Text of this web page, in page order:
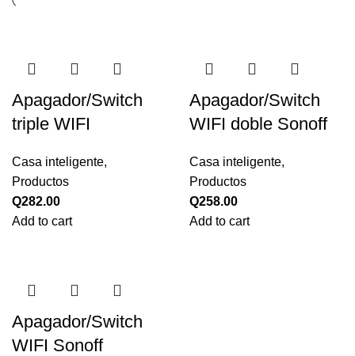
Apagador/Switch
triple WIFI
Casa inteligente,
Productos
Q282.00
Add to cart
Apagador/Switch
WIFI doble Sonoff
Casa inteligente,
Productos
Q258.00
Add to cart
Apagador/Switch
WIFI Sonoff